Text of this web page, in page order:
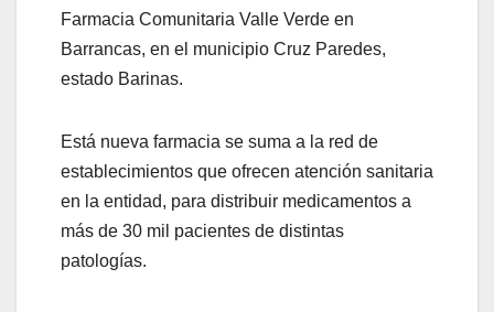
Farmacia Comunitaria Valle Verde en
Barrancas, en el municipio Cruz Paredes,
estado Barinas.
Está nueva farmacia se suma a la red de
establecimientos que ofrecen atención sanitaria
en la entidad, para distribuir medicamentos a
más de 30 mil pacientes de distintas
patologías.